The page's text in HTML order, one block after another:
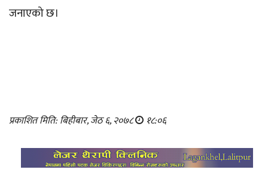
जनाएको छ।
प्रकाशित मिति: बिहीबार, जेठ ६, २०७८ १८:०६